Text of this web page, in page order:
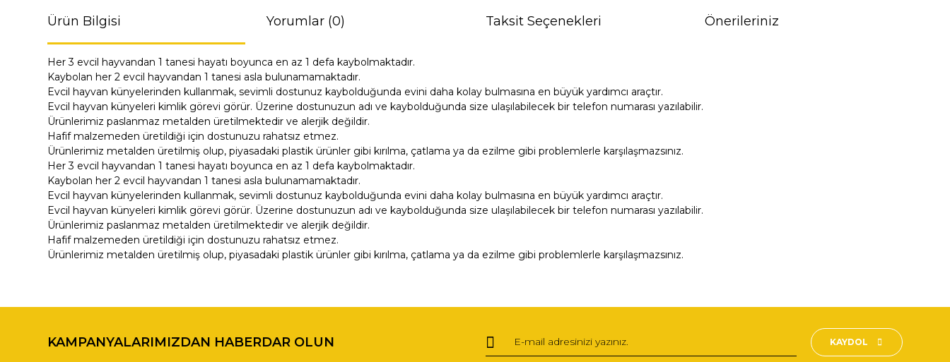
Ürün Bilgisi Yorumlar (0) Taksit Seçenekleri Önerileriniz
Her 3 evcil hayvandan 1 tanesi hayatı boyunca en az 1 defa kaybolmaktadır.
Kaybolan her 2 evcil hayvandan 1 tanesi asla bulunamamaktadır.
Evcil hayvan künyelerinden kullanmak, sevimli dostunuz kaybolduğunda evini daha kolay bulmasına en büyük yardımcı araçtır.
Evcil hayvan künyeleri kimlik görevi görür. Üzerine dostunuzun adı ve kaybolduğunda size ulaşılabilecek bir telefon numarası yazılabilir.
Ürünlerimiz paslanmaz metalden üretilmektedir ve alerjik değildir.
Hafif malzemeden üretildiği için dostunuzu rahatsız etmez.
Ürünlerimiz metalden üretilmiş olup, piyasadaki plastik ürünler gibi kırılma, çatlama ya da ezilme gibi problemlerle karşılaşmazsınız.
Her 3 evcil hayvandan 1 tanesi hayatı boyunca en az 1 defa kaybolmaktadır.
Kaybolan her 2 evcil hayvandan 1 tanesi asla bulunamamaktadır.
Evcil hayvan künyelerinden kullanmak, sevimli dostunuz kaybolduğunda evini daha kolay bulmasına en büyük yardımcı araçtır.
Evcil hayvan künyeleri kimlik görevi görür. Üzerine dostunuzun adı ve kaybolduğunda size ulaşılabilecek bir telefon numarası yazılabilir.
Ürünlerimiz paslanmaz metalden üretilmektedir ve alerjik değildir.
Hafif malzemeden üretildiği için dostunuzu rahatsız etmez.
Ürünlerimiz metalden üretilmiş olup, piyasadaki plastik ürünler gibi kırılma, çatlama ya da ezilme gibi problemlerle karşılaşmazsınız.
Yorum Yaz
Görüş ve önerileriniz için teşekkür ederiz.
Ürün resmi kalitesiz, bozuk veya görüntülenemiyor.
KAMPANYALARIMIZDAN HABERDAR OLUN KAYDOL